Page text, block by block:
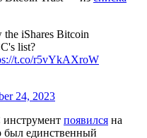
iShares Bitcoin
list?
t.co/r5vYkAXroW
24, 2023
появился на
был единственный